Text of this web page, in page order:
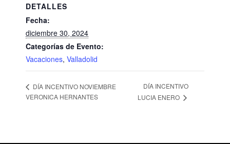
DETALLES
Fecha:
diciembre 30, 2024
Categorías de Evento:
Vacaciones, Valladolid
DÍA INCENTIVO NOVIEMBRE
VERONICA HERNANTES
DÍA INCENTIVO
LUCIA ENERO